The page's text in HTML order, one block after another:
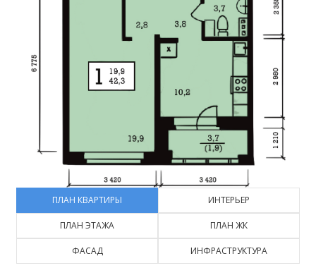
ПЛАН КВАРТИРЫ ИНТЕРЬЕР
ПЛАН ЭТАЖА ПЛАН ЖК
ФАСАД ИНФРАСТРУКТУРА